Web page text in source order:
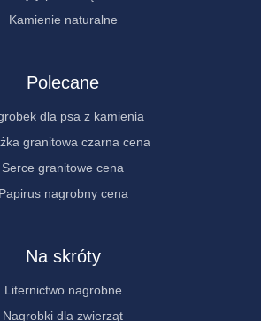
Kamienie naturalne
Polecane
dla psa z kamienia
granitowa czarna cena
Serce granitowe cena
Papirus nagrobny cena
Na skróty
Liternictwo nagrobne
Nagrobki dla zwierząt